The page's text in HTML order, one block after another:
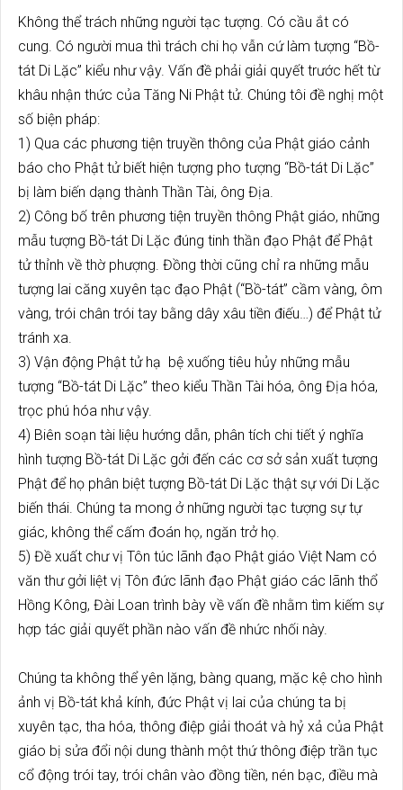
Không thể trách những người tạc tượng. Có cầu ắt có
cung. Có người mua thì trách chi họ vẫn cứ làm tượng “Bồ-
tát Di Lặc” kiểu như vậy. Vấn đề phải giải quyết trước hết từ
khâu nhận thức của Tăng Ni Phật tử. Chúng tôi đề nghị một
số biện pháp:
1) Qua các phương tiện truyền thông của Phật giáo cảnh
báo cho Phật tử biết hiện tượng pho tượng “Bồ-tát Di Lặc”
bị làm biến dạng thành Thần Tài, ông Địa.
2) Công bố trên phương tiện truyền thông Phật giáo, những
mẫu tượng Bồ-tát Di Lặc đúng tinh thần đạo Phật để Phật
tử thỉnh về thờ phượng. Đồng thời cũng chỉ ra những mẫu
tượng lai căng xuyên tạc đạo Phật (“Bồ-tát” cầm vàng, ôm
vàng, trói chân trói tay bằng dây xâu tiền điếu…) để Phật tử
tránh xa.
3) Vận động Phật tử hạ bệ xuống tiêu hủy những mẫu
tượng “Bồ-tát Di Lặc” theo kiểu Thần Tài hóa, ông Địa hóa,
trọc phú hóa như vậy.
4) Biên soạn tài liệu hướng dẫn, phân tích chi tiết ý nghĩa
hình tượng Bồ-tát Di Lặc gởi đến các cơ sở sản xuất tượng
Phật để họ phân biệt tượng Bồ-tát Di Lặc thật sự với Di Lặc
biến thái. Chúng ta mong ở những người tạc tượng sự tự
giác, không thể cấm đoán họ, ngăn trở họ.
5) Đề xuất chư vị Tôn túc lãnh đạo Phật giáo Việt Nam có
văn thư gởi liệt vị Tôn đức lãnh đạo Phật giáo các lãnh thổ
Hồng Kông, Đài Loan trình bày về vấn đề nhằm tìm kiếm sự
hợp tác giải quyết phần nào vấn đề nhức nhối này.
Chúng ta không thể yên lặng, bàng quang, mặc kệ cho hình
ảnh vị Bồ-tát khả kính, đức Phật vị lai của chúng ta bị
xuyên tạc, tha hóa, thông điệp giải thoát và hỷ xả của Phật
giáo bị sửa đổi nội dung thành một thứ thông điệp trần tục
cổ động trói tay, trói chân vào đồng tiền, nén bạc, điều mà